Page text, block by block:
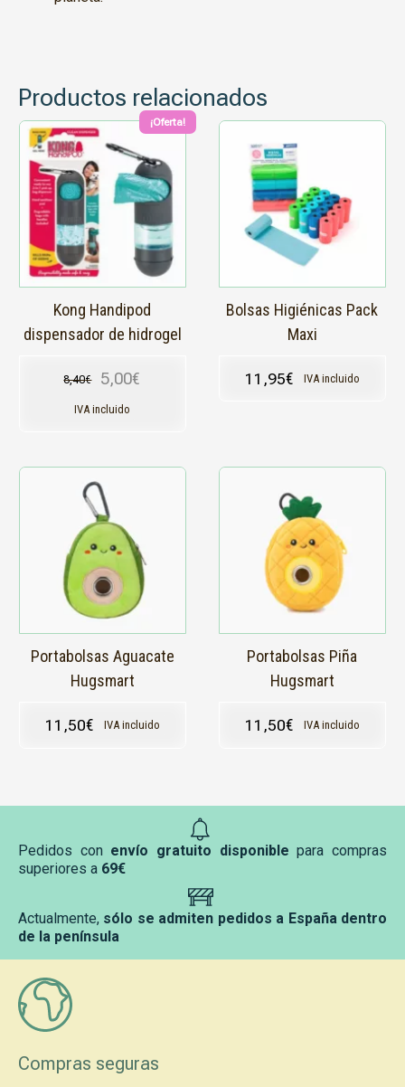
Productos relacionados
¡Oferta!
Kong Handipod
dispensador de hidrogel
8,40€
El precio original era: 8,40€.
5,00€
El precio actual es: 5,00€.
IVA incluido
Bolsas Higiénicas Pack
Maxi
11,95€ IVA incluido
Portabolsas Aguacate
Hugsmart
11,50€ IVA incluido
Portabolsas Piña
Hugsmart
11,50€ IVA incluido
Pedidos con envío gratuito disponible para compras
superiores a 69€
Actualmente, sólo se admiten pedidos a España dentro
de la península
Compras seguras